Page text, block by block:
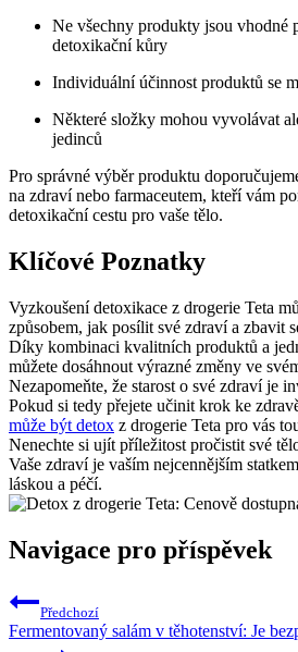
Ne všechny produkty jsou vhodné
detoxikační kůry
Individuální účinnost produktů se
Některé složky mohou vyvolávat
jedinců
Pro správné výběr produktu
na zdraví nebo farmaceutem, kteří vám
detoxikační cestu pro vaše tělo.
Klíčové Poznatky
Vyzkoušení detoxikace z drogerie Teta
způsobem, jak posílit své zdraví a zbavit
Díky kombinaci kvalitních produktů a
můžete dosáhnout výrazné změny ve
Nezapomeňte, že starost o své zdraví je
Pokud si tedy přejete učinit krok ke
může být detox z drogerie Teta pro vás
Nenechte si ujít příležitost pročistit své
Vaše zdraví je vaším nejcennějším
láskou a péčí.
Navigace pro příspěvek
Předchozí
Fermentovaný salám v těhotenství: Je